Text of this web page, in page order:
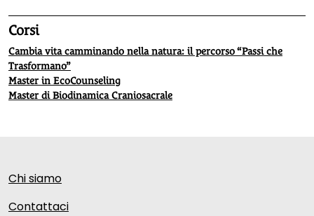
Corsi
Cambia vita camminando nella natura: il percorso “Passi che
Trasformano”
Master in EcoCounseling
Master di Biodinamica Craniosacrale
Chi siamo
Contattaci